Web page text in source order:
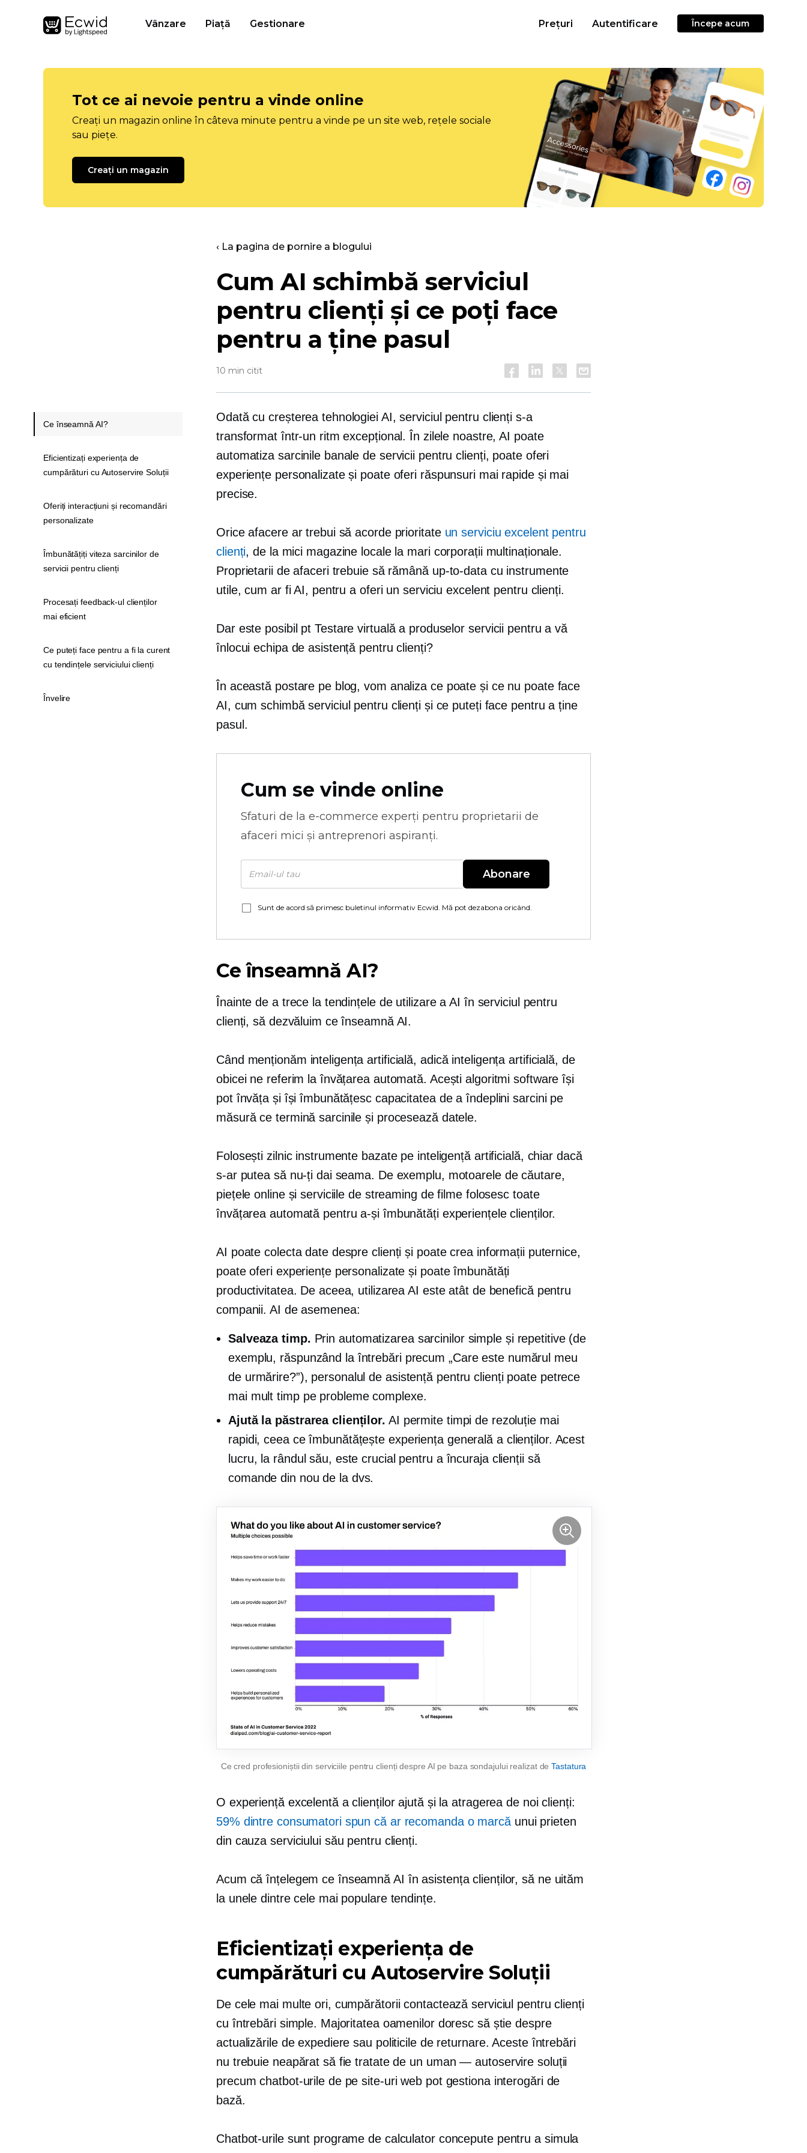
Vânzare Piață Gestionare Prețuri Autentificare Începe acum
Tot ce ai nevoie pentru a vinde online
Creați un magazin online în câteva minute pentru a vinde pe un site web, rețele sociale
sau piețe.
Creați un magazin
‹ La pagina de pornire a blogului
Cum AI schimbă serviciul
pentru clienți și ce poți face
pentru a ține pasul
10 min citit
Odată cu creșterea tehnologiei AI, serviciul pentru clienți s-a
transformat într-un ritm excepțional. În zilele noastre, AI poate
automatiza sarcinile banale de servicii pentru clienți, poate oferi
experiențe personalizate și poate oferi răspunsuri mai rapide și mai
precise.
Orice afacere ar trebui să acorde prioritate un serviciu excelent pentru
clienți, de la mici magazine locale la mari corporații multinaționale.
Proprietarii de afaceri trebuie să rămână up-to-datacu instrumente
utile, cum ar fi AI, pentru a oferi un serviciu excelent pentru clienți.
Dar este posibil pt Testare virtuală a produselor servicii pentru a vă
înlocui echipa de asistență pentru clienți?
În această postare pe blog, vom analiza ce poate și ce nu poate face
AI, cum schimbă serviciul pentru clienți și ce puteți face pentru a ține
pasul.
Cum se vinde online
Sfaturi de la e-commerce experți pentru proprietarii de
afaceri mici și antreprenori aspiranți.
Abonare
Sunt de acord să primesc buletinul informativ Ecwid. Mă pot dezabona oricând.
Ce înseamnă AI?
Înainte de a trece la tendințele de utilizare a AI în serviciul pentru
clienți, să dezvăluim ce înseamnă AI.
Când menționăm inteligența artificială, adică inteligența artificială, de
obicei ne referim la învățarea automată. Acești algoritmi software își
pot învăța și își îmbunătățesc capacitatea de a îndeplini sarcini pe
măsură ce termină sarcinile și procesează datele.
Folosești zilnic instrumente bazate pe inteligență artificială, chiar dacă
s-ar putea să nu-ți dai seama. De exemplu, motoarele de căutare,
piețele online și serviciile de streaming de filme folosesc toate
învățarea automată pentru a-și îmbunătăți experiențele clienților.
AI poate colecta date despre clienți și poate crea informații puternice,
poate oferi experiențe personalizate și poate îmbunătăți
productivitatea. De aceea, utilizarea AI este atât de benefică pentru
companii. AI de asemenea:
Salveaza timp. Prin automatizarea sarcinilor simple și repetitive (de
exemplu, răspunzând la întrebări precum „Care este numărul meu
de urmărire?”), personalul de asistență pentru clienți poate petrece
mai mult timp pe probleme complexe.
Ajută la păstrarea clienților. AI permite timpi de rezoluție mai
rapidi, ceea ce îmbunătățește experiența generală a clienților. Acest
lucru, la rândul său, este crucial pentru a încuraja clienții să
comande din nou de la dvs.
Ce cred profesioniștii din serviciile pentru clienți despre AI pe baza sondajului realizat deTastatura
O experiență excelentă a clienților ajută și la atragerea de noi clienți:
59% dintre consumatori spun că ar recomanda o marcăunui prieten
din cauza serviciului său pentru clienți.
Acum că înțelegem ce înseamnă AI în asistența clienților, să ne uităm
la unele dintre cele mai populare tendințe.
Eficientizați experiența de
cumpărături cu Autoservire Soluții
De cele mai multe ori, cumpărătorii contactează serviciul pentru clienți
cu întrebări simple. Majoritatea oamenilor doresc să știe despre
actualizările de expediere sau politicile de returnare. Aceste întrebări
nu trebuie neapărat să fie tratate de un uman — autoservire soluții
precum chatbot-urile de pe site-uri web pot gestiona interogări de
bază.
Chatbot-urile sunt programe de calculator concepute pentru a simula
Ce înseamnă AI?
Eficientizați experiența de
cumpărături cu Autoservire Soluții
Oferiți interacțiuni și recomandări
personalizate
Îmbunătățiți viteza sarcinilor de
servicii pentru clienți
Procesați feedback-ul clienților
mai eficient
Ce puteți face pentru a fi la curent
cu tendințele serviciului clienți
Învelire